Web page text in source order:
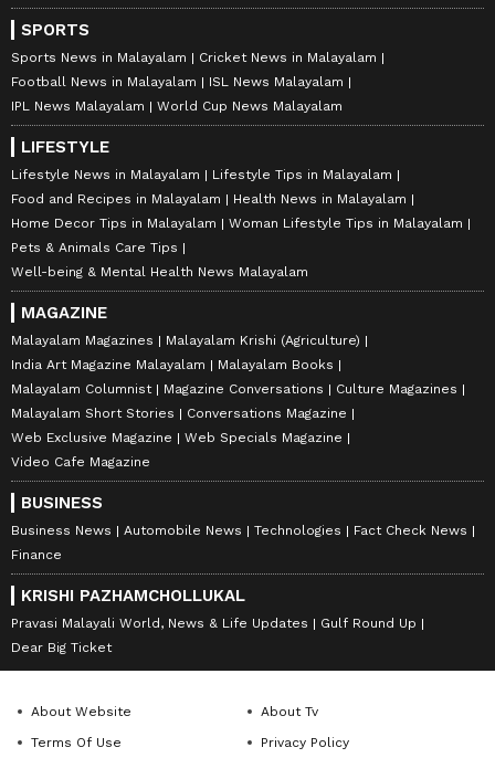
SPORTS
Sports News in Malayalam
Cricket News in Malayalam
Football News in Malayalam
ISL News Malayalam
IPL News Malayalam
World Cup News Malayalam
LIFESTYLE
Lifestyle News in Malayalam
Lifestyle Tips in Malayalam
Food and Recipes in Malayalam
Health News in Malayalam
Home Decor Tips in Malayalam
Woman Lifestyle Tips in Malayalam
Pets & Animals Care Tips
Well-being & Mental Health News Malayalam
MAGAZINE
Malayalam Magazines
Malayalam Krishi (Agriculture)
India Art Magazine Malayalam
Malayalam Books
Malayalam Columnist
Magazine Conversations
Culture Magazines
Malayalam Short Stories
Conversations Magazine
Web Exclusive Magazine
Web Specials Magazine
Video Cafe Magazine
BUSINESS
Business News Automobile News Technologies
Fact Check News
Finance
KRISHI PAZHAMCHOLLUKAL
Pravasi Malayali World, News & Life Updates
Gulf Round Up
Dear Big Ticket
About Website
About Tv
Terms Of Use
Privacy Policy